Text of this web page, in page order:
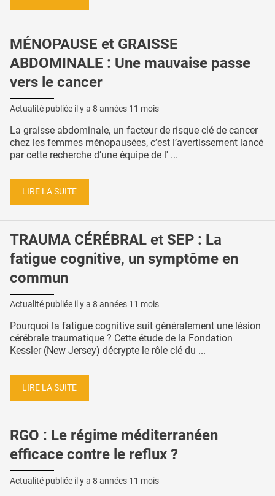
MÉNOPAUSE et GRAISSE
ABDOMINALE : Une mauvaise passe
vers le cancer
Actualité publiée il y a 8 années 11 mois
La graisse abdominale, un facteur de risque clé de cancer
chez les femmes ménopausées, c’est l’avertissement lancé
par cette recherche d’une équipe de l' ...
LIRE LA SUITE
TRAUMA CÉRÉBRAL et SEP : La
fatigue cognitive, un symptôme en
commun
Actualité publiée il y a 8 années 11 mois
Pourquoi la fatigue cognitive suit généralement une lésion
cérébrale traumatique ? Cette étude de la Fondation
Kessler (New Jersey) décrypte le rôle clé du ...
LIRE LA SUITE
RGO : Le régime méditerranéen
efficace contre le reflux ?
Actualité publiée il y a 8 années 11 mois